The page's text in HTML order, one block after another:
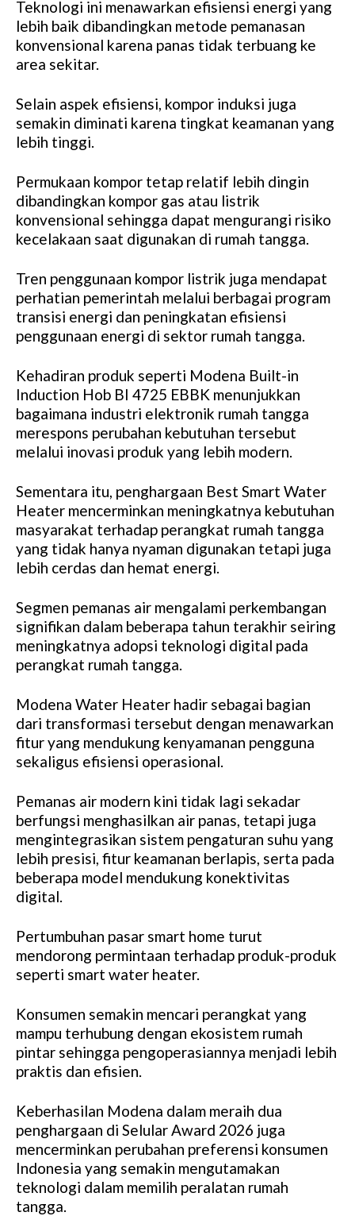
Teknologi ini menawarkan efisiensi energi yang
lebih baik dibandingkan metode pemanasan
konvensional karena panas tidak terbuang ke
area sekitar.
Selain aspek efisiensi, kompor induksi juga
semakin diminati karena tingkat keamanan yang
lebih tinggi.
Permukaan kompor tetap relatif lebih dingin
dibandingkan kompor gas atau listrik
konvensional sehingga dapat mengurangi risiko
kecelakaan saat digunakan di rumah tangga.
Tren penggunaan kompor listrik juga mendapat
perhatian pemerintah melalui berbagai program
transisi energi dan peningkatan efisiensi
penggunaan energi di sektor rumah tangga.
Kehadiran produk seperti Modena Built-in
Induction Hob BI 4725 EBBK menunjukkan
bagaimana industri elektronik rumah tangga
merespons perubahan kebutuhan tersebut
melalui inovasi produk yang lebih modern.
Sementara itu, penghargaan Best Smart Water
Heater mencerminkan meningkatnya kebutuhan
masyarakat terhadap perangkat rumah tangga
yang tidak hanya nyaman digunakan tetapi juga
lebih cerdas dan hemat energi.
Segmen pemanas air mengalami perkembangan
signifikan dalam beberapa tahun terakhir seiring
meningkatnya adopsi teknologi digital pada
perangkat rumah tangga.
Modena Water Heater hadir sebagai bagian
dari transformasi tersebut dengan menawarkan
fitur yang mendukung kenyamanan pengguna
sekaligus efisiensi operasional.
Pemanas air modern kini tidak lagi sekadar
berfungsi menghasilkan air panas, tetapi juga
mengintegrasikan sistem pengaturan suhu yang
lebih presisi, fitur keamanan berlapis, serta pada
beberapa model mendukung konektivitas
digital.
Pertumbuhan pasar smart home turut
mendorong permintaan terhadap produk-produk
seperti smart water heater.
Konsumen semakin mencari perangkat yang
mampu terhubung dengan ekosistem rumah
pintar sehingga pengoperasiannya menjadi lebih
praktis dan efisien.
Keberhasilan Modena dalam meraih dua
penghargaan di Selular Award 2026 juga
mencerminkan perubahan preferensi konsumen
Indonesia yang semakin mengutamakan
teknologi dalam memilih peralatan rumah
tangga.